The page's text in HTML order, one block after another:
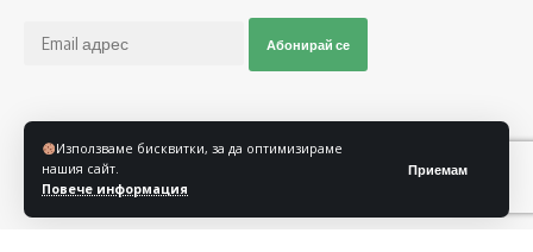
Използваме бисквитки, за да оптимизираме
нашия сайт.
Повече информация
Приемам
Абонирай се
Последвайте ни